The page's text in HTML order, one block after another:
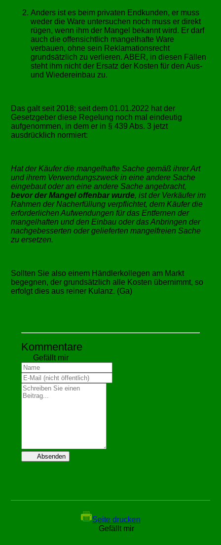
Anders ist es beim privaten Endkunden, er muss
weder die Ware untersuchen noch muss er direkt
rügen, wenn ihm der Mangel bekannt wird. Er darf
auch die offensichtlich mangelhafte Ware
verbauen, ohne sein Reklamationsrecht
grundsätzlich zu verlieren. ABER, in diesen Fällen
steht ihm nicht der Ersatz der Kosten für den Aus-
und Wiedereinbau zu.
Das galt seit 2018; seit dem 01.01.2022 hat der
Gesetzgeber diese Regelung noch mal eindeutig
aufgenommen, in dem er in § 439 Abs. 3 jetzt
ausdrücklich normiert:
Hat der Käufer die mangelhafte Sache gemäß ihrer Art
und ihrem Verwendungszweck in eine andere Sache
eingebaut oder an eine andere Sache angebracht,
bevor der Mangel offenbar wurde, ist der Verkäufer im
Rahmen der Nacherfüllung verpflichtet, dem Käufer die
erforderlichen Aufwendungen für das Entfernen der
mangelhaften und den Einbau oder das Anbringen der
nachgebesserten oder gelieferten mangelfreien Sache
zu ersetzen.
Sollten Sie also einem Händlerkollegen am Markt
begegnen, der grundsätzlich alle Kosten übernimmt, so
erfolgt dies aus reiner Kulanz. (Ga)
Kommentare
Gefällt mir
Absenden
Seite drucken
Gefällt mir